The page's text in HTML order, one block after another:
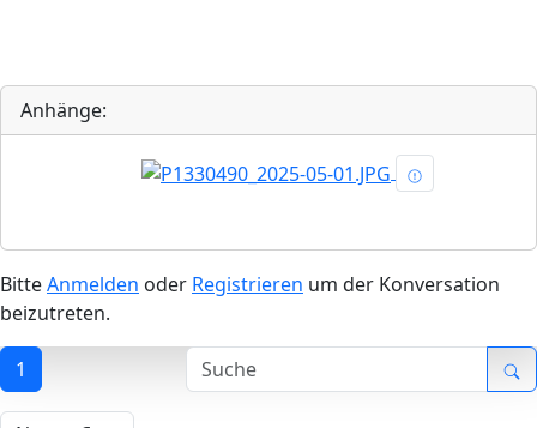
Anhänge:
BitteAnmelden oder Registrieren um der Konversation
beizutreten.
1